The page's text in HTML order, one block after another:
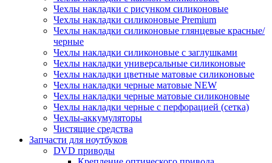
Чехлы накладки с рисунком силиконовые
Чехлы накладки силиконовые Premium
Чехлы накладки силиконовые глянцевые красные/
черные
Чехлы накладки силиконовые с заглушками
Чехлы накладки универсальные силиконовые
Чехлы накладки цветные матовые силиконовые
Чехлы накладки черные матовые NEW
Чехлы накладки черные матовые силиконовые
Чехлы накладки черные с перфорацией (сетка)
Чехлы-аккумуляторы
Чистящие средства
Запчасти для ноутбуков
DVD приводы